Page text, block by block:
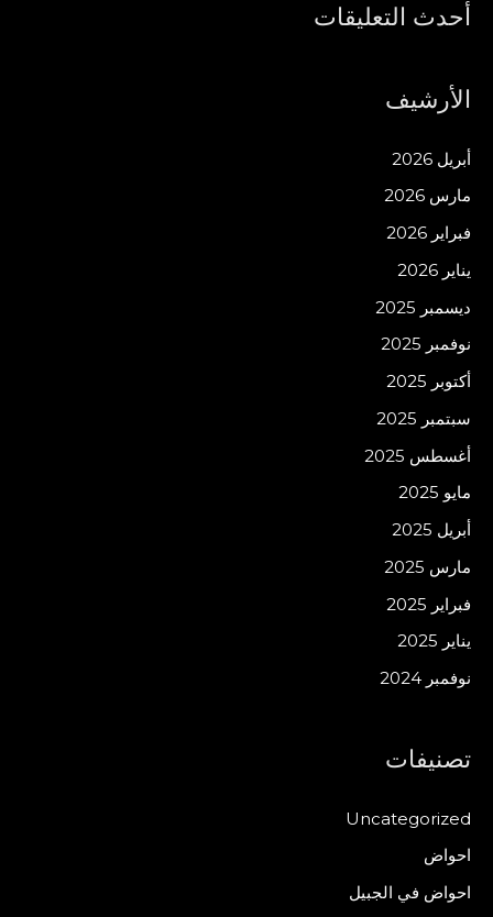
أحدث التعليقات
الأرشيف
أبريل 2026
مارس 2026
فبراير 2026
يناير 2026
ديسمبر 2025
نوفمبر 2025
أكتوبر 2025
سبتمبر 2025
أغسطس 2025
مايو 2025
أبريل 2025
مارس 2025
فبراير 2025
يناير 2025
نوفمبر 2024
تصنيفات
Uncategorized
احواض
احواض في الجبيل